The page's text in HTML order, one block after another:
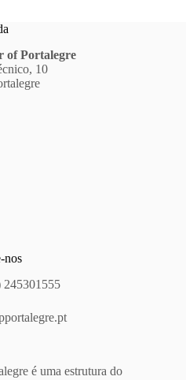
of Portalegre
10
nos
245301555
é uma estrutura do